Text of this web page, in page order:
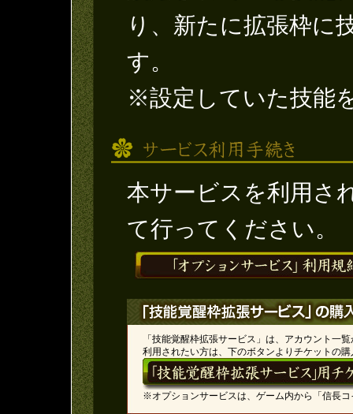
り、新たに拡張枠に
す。
※設定していた技能
本サービスを利用さ
て行ってください。
「技能覚醒枠拡張サービス」は、アカウント一
利用されたい方は、下のボタンよりチケットの
※オプションサービスは、ゲーム内から「信長